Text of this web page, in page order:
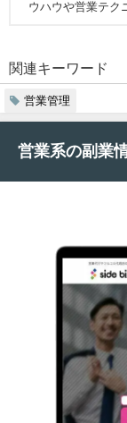
ウハウや営業テク
関連キーワード
営業管理
営業系の副業